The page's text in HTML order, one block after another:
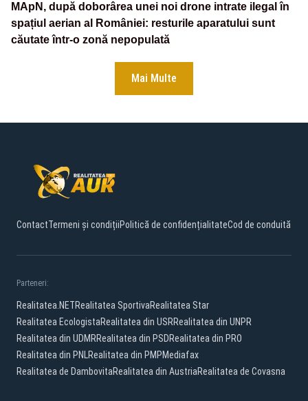
MApN, după doborârea unei noi drone intrate ilegal în
spațiul aerian al României: resturile aparatului sunt
căutate într-o zonă nepopulată
Mai Multe
ContactTermeni și condițiiPolitică de confidențialitateCod de conduită
Parteneri:
Realitatea.NETRealitatea SportivaRealitatea Star
Realitatea EcologistaRealitatea din USRRealitatea din UNPR
Realitatea din UDMRRealitatea din PSDRealitatea din PRO
Realitatea din PNLRealitatea din PMPMediafax
Realitatea de DambovitaRealitatea din AustriaRealitatea de Covasna